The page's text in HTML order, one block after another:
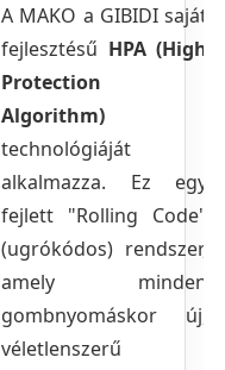
A MAKO a GIBIDI saját
fejlesztésű HPA (High
Protection
Algorithm)
technológiáját
alkalmazza. Ez egy
fejlett "Rolling Code"
(ugrókódos) rendszer,
amely minden
gombnyomáskor új,
véletlenszerű